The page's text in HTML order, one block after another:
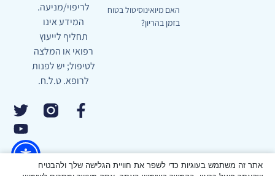
האם מיואינוסיטול בטוח
בזמן בהריון?
לריפוי/מניעה.
המידע אינו
תחליף לייעוץ
רפואי או המלצה
לטיפול; יש לפנות
לרופא. ט.ל.ח.
אתר זה משתמש בעוגיות כדי לשפר את חוויית הגלישה שלך ולהבטיח